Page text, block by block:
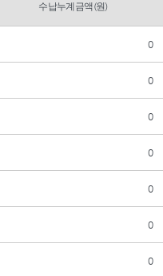
수납누계금액(원)
0
0
0
0
0
0
0